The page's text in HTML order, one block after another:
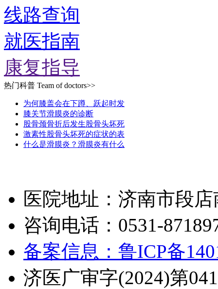
线路查询
就医指南
康复指导
热门科普 Team of doctors>>
为何膝盖会在下蹲、跃起时发
膝关节滑膜炎的诊断
股骨颈骨折后发生股骨头坏死
激素性股骨头坏死的症状的表
什么是滑膜炎？滑膜炎有什么
医院地址：济南市段
咨询电话：0531-
备案信息：鲁ICP备
济医广审字(2024)第